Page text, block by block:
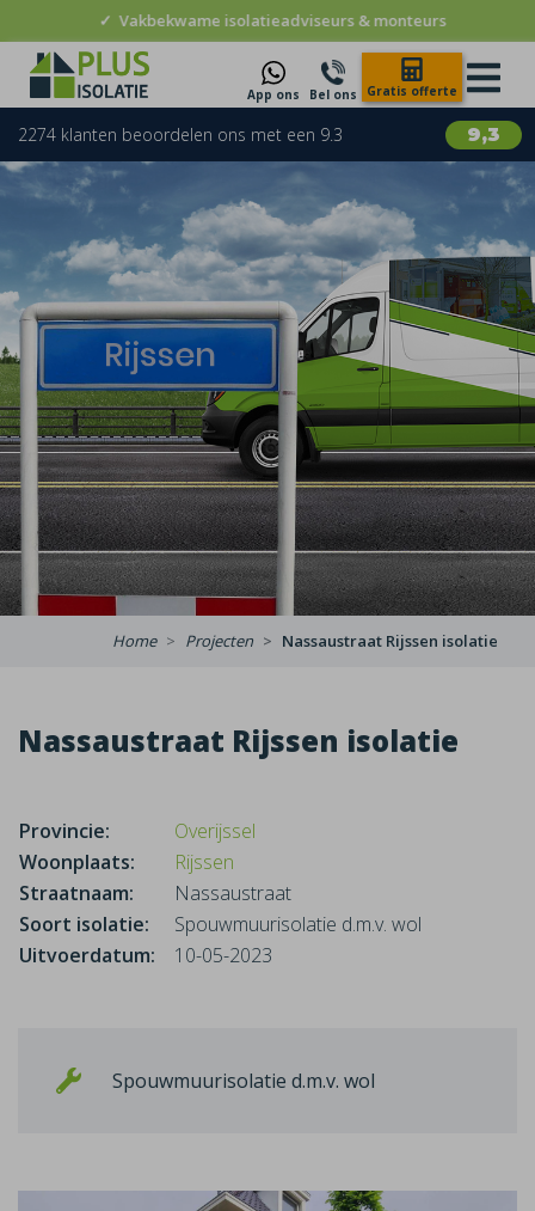
✓ Vakbekwame isolatieadviseurs & monteurs
App ons Bel ons Gratis offerte
9,3
2274 klanten beoordelen ons met een 9.3
Home Projecten Nassaustraat Rijssen isolatie
Nassaustraat Rijssen isolatie
Provincie:
Overijssel
Woonplaats:
Rijssen
Straatnaam:
Nassaustraat
Soort isolatie:
Spouwmuurisolatie d.m.v. wol
Uitvoerdatum:
10-05-2023
Spouwmuurisolatie d.m.v. wol